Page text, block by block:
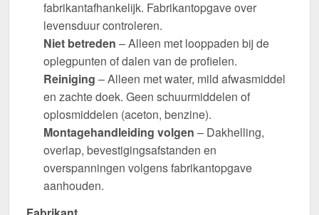
fabrikantafhankelijk. Fabrikantopgave over
levensduur controleren.
Niet betreden – Alleen met looppaden bij de
oplegpunten of dalen van de profielen.
Reiniging – Alleen met water, mild afwasmiddel
en zachte doek. Geen schuurmiddelen of
oplosmiddelen (aceton, benzine).
Montagehandleiding volgen – Dakhelling,
overlap, bevestigingsafstanden en
overspanningen volgens fabrikantopgave
aanhouden.